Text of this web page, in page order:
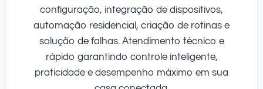
configuração, integração de dispositivos,
automação residencial, criação de rotinas e
solução de falhas. Atendimento técnico e
rápido garantindo controle inteligente,
praticidade e desempenho máximo em sua